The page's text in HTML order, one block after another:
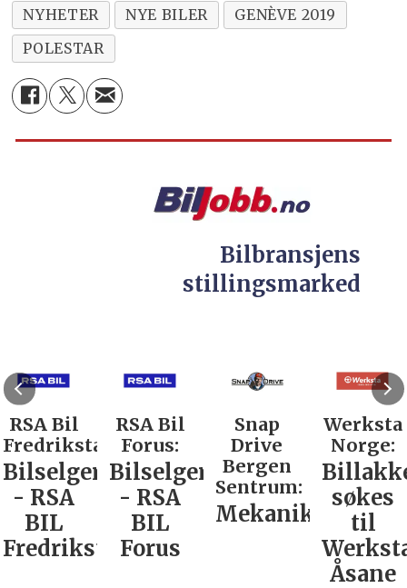
NYHETER NYE BILER
GENÈVE 2019
POLESTAR
Bilbransjens
stillingsmarked
RSA Bil
Fredrikstad:
Bilselger
- RSA
BIL
Fredrikstad
RSA Bil
Forus:
Bilselger
- RSA
BIL
Forus
Snap
Drive
Bergen
Sentrum:
Mekaniker
Werksta
Norge:
søkes
til
Åsane